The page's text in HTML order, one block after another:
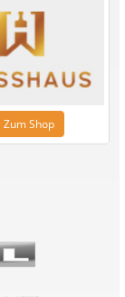
Zum Shop